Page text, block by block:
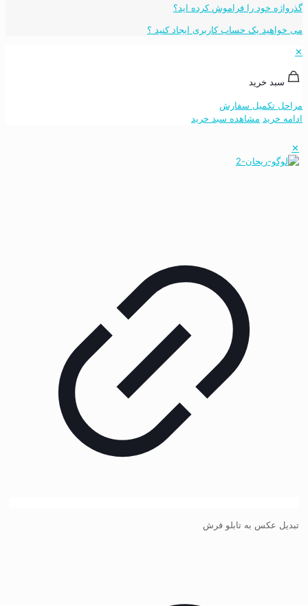
گذرواژه خود را فراموش کرده اید؟
می خواهید یک حساب کاربری ایجاد کنید ؟
✕
سبد خرید
مراحل تکمیل سفارش
ادامه خرید مشاهده سبد خرید
✕
تبدیل عکس به تابلو فرش